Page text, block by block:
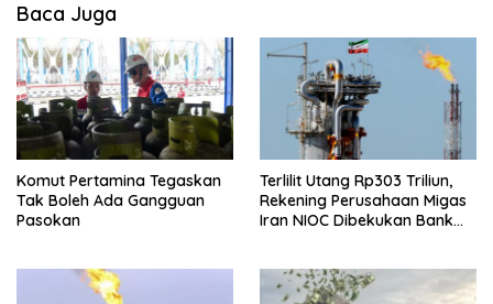
Baca Juga
Komut Pertamina Tegaskan
Tak Boleh Ada Gangguan
Pasokan
Terlilit Utang Rp303 Triliun,
Rekening Perusahaan Migas
Iran NIOC Dibekukan Bank